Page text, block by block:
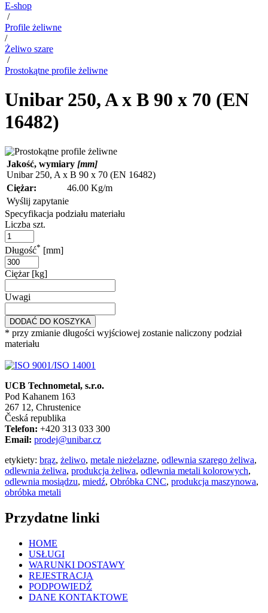
E-shop
/
Profile żeliwne
/
Żeliwo szare
/
Prostokątne profile żeliwne
Unibar 250, A x B 90 x 70 (EN
16482)
Jakość, wymiary [mm]
Unibar 250, A x B 90 x 70 (EN 16482)
Ciężar:
46.00 Kg/m
Wyślij zapytanie
Specyfikacja podziału materiału
Liczba szt.
Długość* [mm]
Ciężar [kg]
Uwagi
DODAĆ DO KOSZYKA
* przy zmianie długości wyjściowej zostanie naliczony podział
materiału
UCB Technometal, s.r.o.
Pod Kahanem 163
267 12, Chrustenice
Česká republika
Telefon: +420 313 033 300
Email: prodej@unibar.cz
etykiety: brąz, żeliwo, metale nieżelazne, odlewnia szarego żeliwa,
odlewnia żeliwa, produkcja żeliwa, odlewnia metali kolorowych,
odlewnia mosiądzu, miedź, Obróbka CNC, produkcja maszynowa,
obróbka metali
Przydatne linki
HOME
USŁUGI
WARUNKI DOSTAWY
REJESTRACJA
PODPOWIEDŹ
DANE KONTAKTOWE